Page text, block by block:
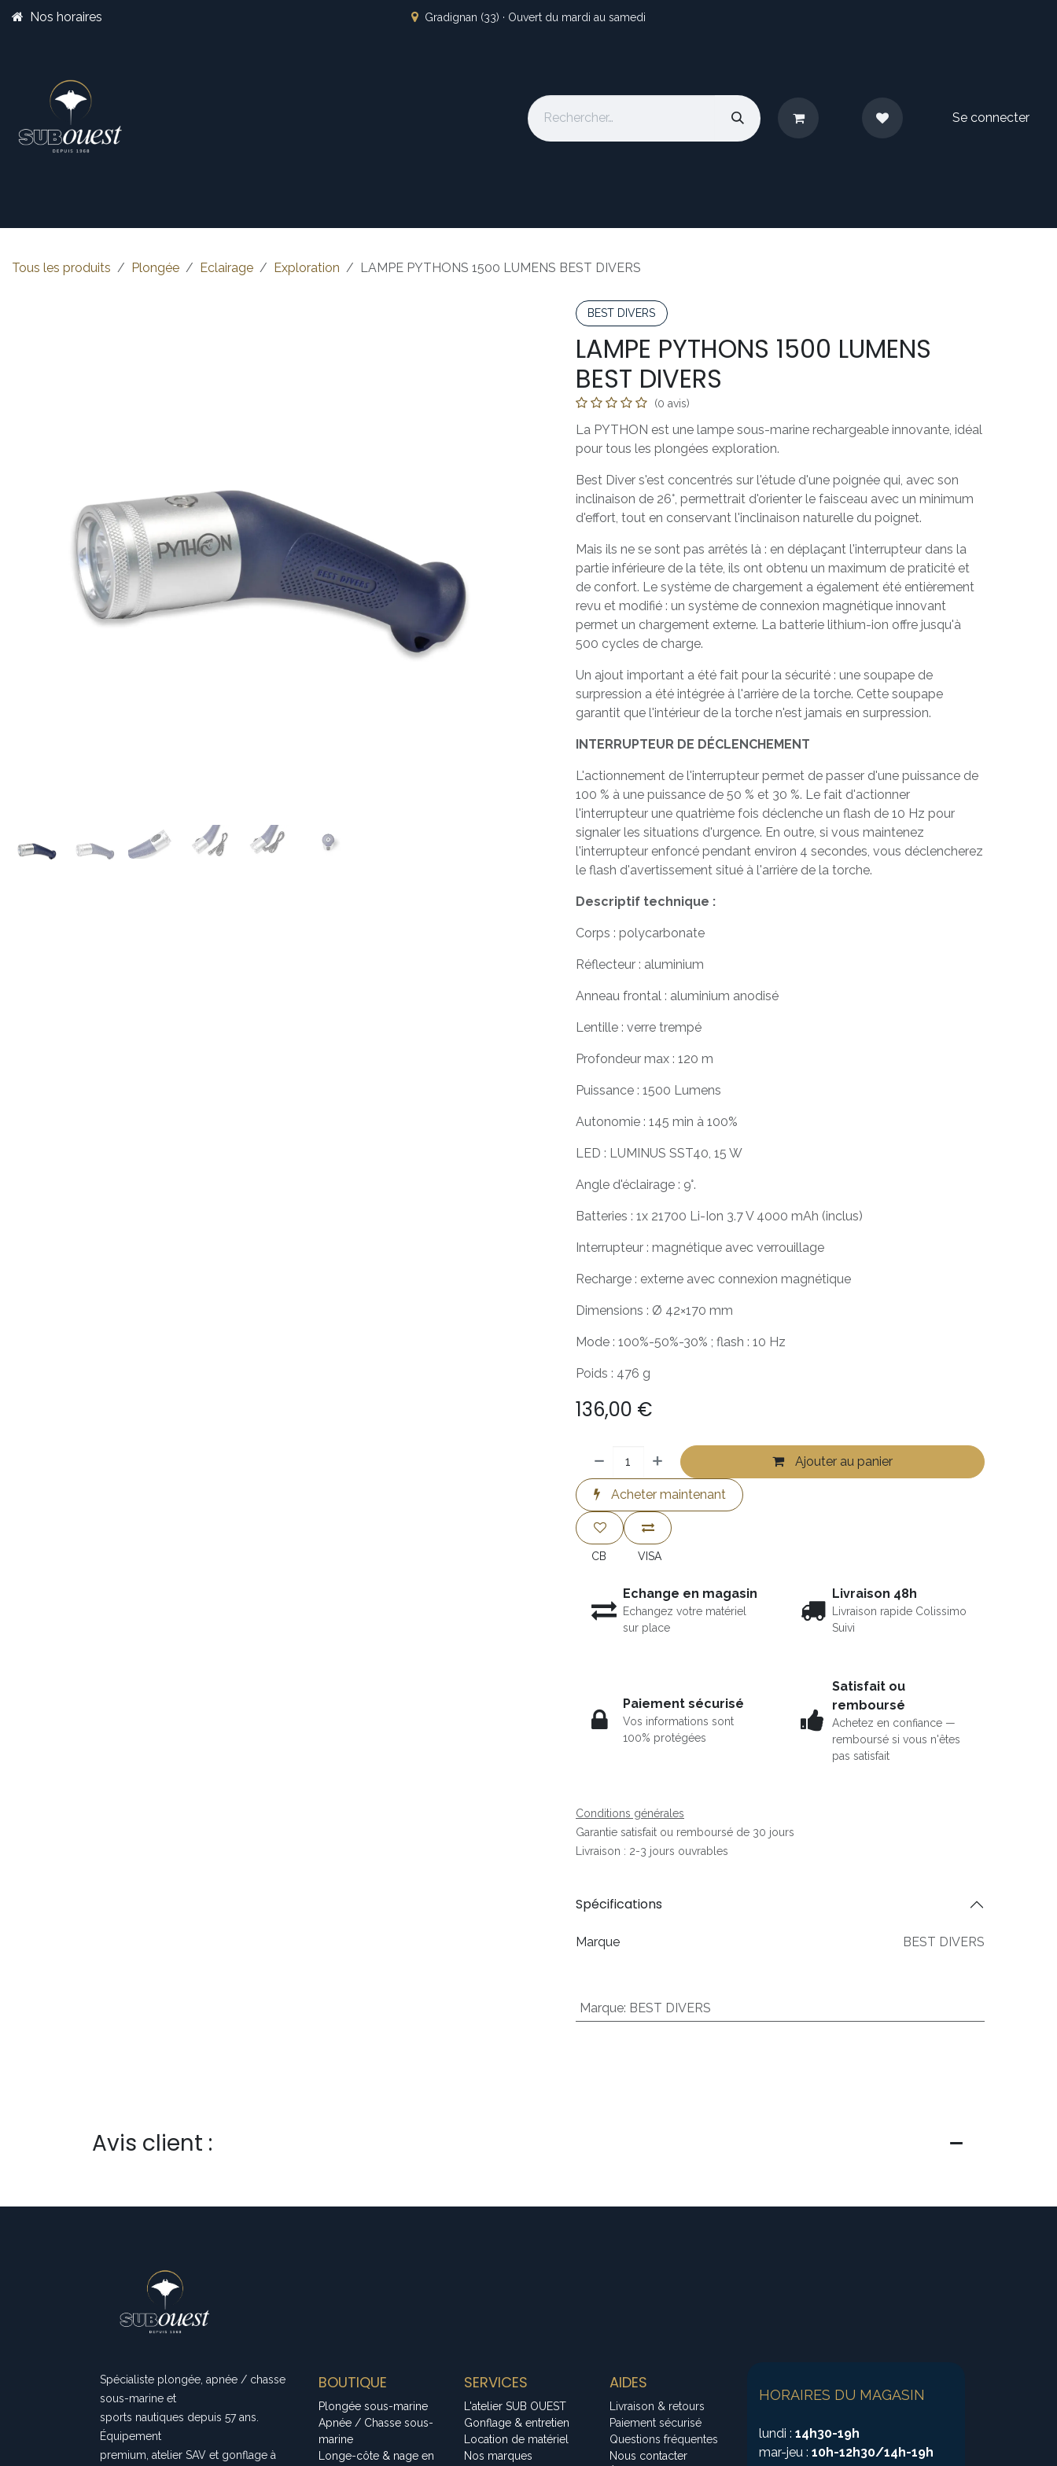
Se rendre au contenu
Nos horaires Gradignan (33) · Ouvert du mardi au samedi
Se connecter
Tous les produits Plongée Eclairage Exploration LAMPE PYTHONS 1500 LUMENS BEST DIVERS
BEST DIVERS
LAMPE PYTHONS 1500 LUMENS
BEST DIVERS
(0 avis)
La PYTHON est une lampe sous-marine rechargeable innovante, idéal
pour tous les plongées exploration.
Best Diver s'est concentrés sur l'étude d'une poignée qui, avec son
inclinaison de 26°, permettrait d'orienter le faisceau avec un minimum
d'effort, tout en conservant l'inclinaison naturelle du poignet.
Mais ils ne se sont pas arrêtés là : en déplaçant l'interrupteur dans la
partie inférieure de la tête, ils ont obtenu un maximum de praticité et
de confort. Le système de chargement a également été entièrement
revu et modifié : un système de connexion magnétique innovant
permet un chargement externe. La batterie lithium-ion offre jusqu'à
500 cycles de charge.
Un ajout important a été fait pour la sécurité : une soupape de
surpression a été intégrée à l'arrière de la torche. Cette soupape
garantit que l'intérieur de la torche n'est jamais en surpression.
INTERRUPTEUR DE DÉCLENCHEMENT
L'actionnement de l'interrupteur permet de passer d'une puissance de
100 % à une puissance de 50 % et 30 %. Le fait d'actionner
l'interrupteur une quatrième fois déclenche un flash de 10 Hz pour
signaler les situations d'urgence. En outre, si vous maintenez
l'interrupteur enfoncé pendant environ 4 secondes, vous déclencherez
le flash d'avertissement situé à l'arrière de la torche.
Descriptif technique :
Corps : polycarbonate
Réflecteur : aluminium
Anneau frontal : aluminium anodisé
Lentille : verre trempé
Profondeur max : 120 m
Puissance : 1500 Lumens
Autonomie : 145 min à 100%
LED : LUMINUS SST40, 15 W
Angle d'éclairage : 9°.
Batteries : 1x 21700 Li-Ion 3.7 V 4000 mAh (inclus)
Interrupteur : magnétique avec verrouillage
Recharge : externe avec connexion magnétique
Dimensions : Ø 42×170 mm
Mode : 100%-50%-30% ; flash : 10 Hz
Poids : 476 g
136,00 €
Ajouter au panier
Acheter maintenant
CB VISA
Echange en magasin
Echangez votre matériel
sur place
Livraison 48h
Livraison rapide Colissimo
Suivi
Paiement sécurisé
Vos informations sont
100% protégées
Satisfait ou
remboursé
Achetez en confiance —
remboursé si vous n'êtes
pas satisfait
Conditions générales
Garantie satisfait ou remboursé de 30 jours
Livraison : 2-3 jours ouvrables
Spécifications
Marque BEST DIVERS
Marque: BEST DIVERS
Avis client :
Spécialiste plongée, apnée / chasse
sous-marine et
sports nautiques depuis 57 ans.
Équipement
premium, atelier SAV et gonflage à
BOUTIQUE
Plongée sous-marine
Apnée / Chasse sous-
marine
Longe-côte & nage en
SERVICES
L'atelier SUB OUEST
Gonflage & entretien
Location de matériel
Nos marques
AIDES
Livraison & retours
Paiement sécurisé
Questions fréquentes
Nous contacter
HORAIRES DU MAGASIN
lundi : 14h30-19h
mar-jeu : 10h-12h30/14h-19h